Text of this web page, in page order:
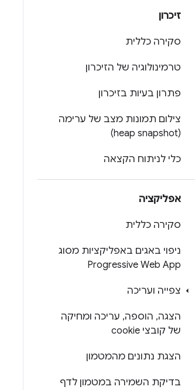
זיכרון
סקירה כללית
טרמינולוגיה של הזיכרון
פתרון בעיות בזיכרון
צילום תמונות מצב של ערימה
(heap snapshot)
כלי לניתוח הקצאה
אפליקציה
סקירה כללית
ניפוי באגים באפליקציות מסוג
Progressive Web App
צפייה ועריכה
הצגה, הוספה, עריכה ומחיקה
של קובצי cookie
הצגת נתונים מהמטמון
בדיקת השמירה במטמון לדף